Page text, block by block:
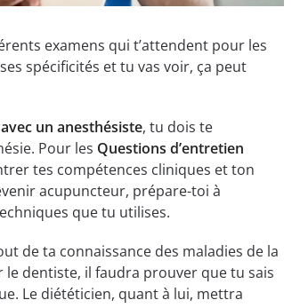
examens qui t’attendent pour les
spécificités et tu vas voir, ça peut
un anesthésiste, tu dois te
Pour les Questions d’entretien
tes compétences cliniques et ton
acupuncteur, prépare-toi à
que tu utilises.
de ta connaissance des maladies de la
dentiste, il faudra prouver que tu sais
Le diététicien, quant à lui, mettra